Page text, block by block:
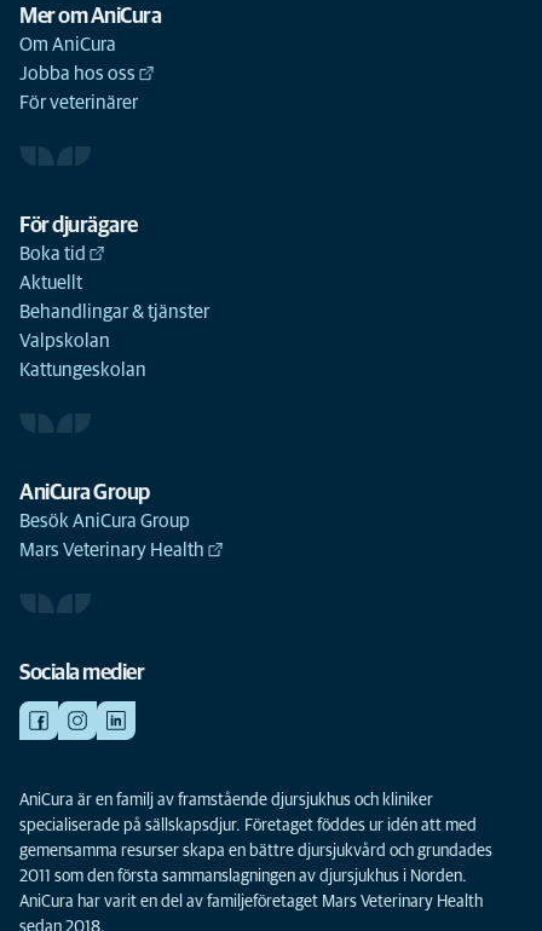
Mer om AniCura
Om AniCura
Jobba hos oss
För veterinärer
För djurägare
Boka tid
Aktuellt
Behandlingar & tjänster
Valpskolan
Kattungeskolan
AniCura Group
Besök AniCura Group
Mars Veterinary Health
Sociala medier
AniCura är en familj av framstående djursjukhus och kliniker
specialiserade på sällskapsdjur. Företaget föddes ur idén att med
gemensamma resurser skapa en bättre djursjukvård och grundades
2011 som den första sammanslagningen av djursjukhus i Norden.
AniCura har varit en del av familjeföretaget Mars Veterinary Health
sedan 2018.